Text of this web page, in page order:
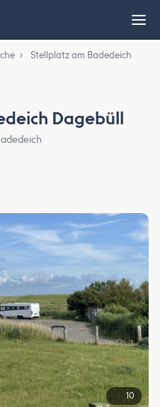
›
Stellplatz am Badedeich
Dagebüll
10